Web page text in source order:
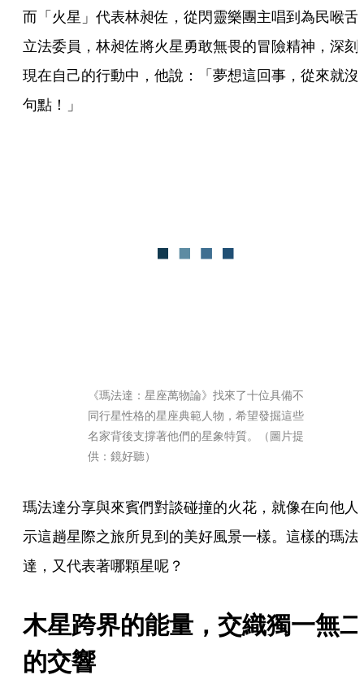
而「火星」代表林昶佐，從閃靈樂團主唱到為民喉舌
立法委員，林昶佐將火星勇敢無畏的冒險精神，深刻
現在自己的行動中，他說：「夢想這回事，從來就沒
句點！」
《瑪法達：星座萬物論》找來了十位具備不
同行星性格的星座典範人物，希望發掘這些
名家背後支撐著他們的星象特質。（圖片提
供：鏡好聽）
瑪法達分享與來賓們對談碰撞的火花，就像在向他人
示這趟星際之旅所見到的美好風景一樣。這樣的瑪法
達，又代表著哪顆星呢？
木星跨界的能量，交織獨一無二
的交響